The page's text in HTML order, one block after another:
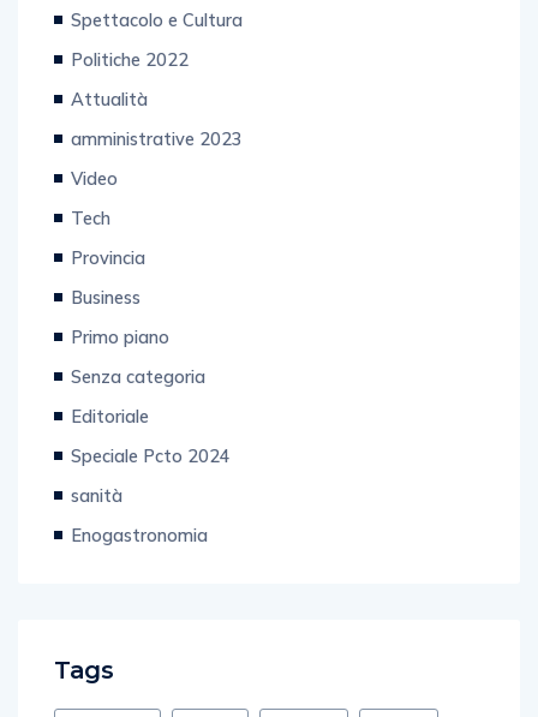
Spettacolo e Cultura
Politiche 2022
Attualità
amministrative 2023
Video
Tech
Provincia
Business
Primo piano
Senza categoria
Editoriale
Speciale Pcto 2024
sanità
Enogastronomia
Tags